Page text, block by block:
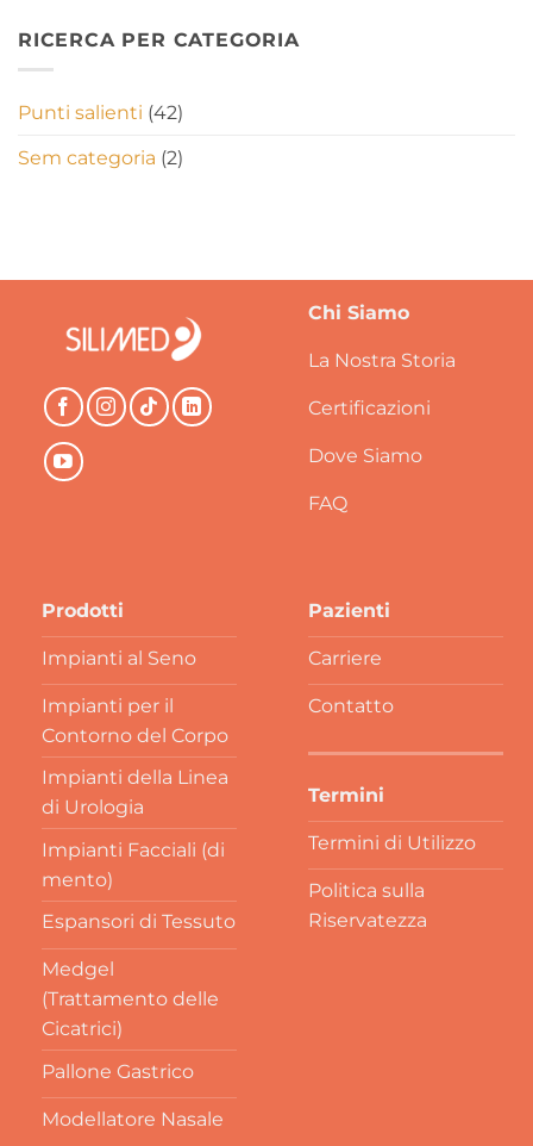
RICERCA PER CATEGORIA
Punti salienti (42)
Sem categoria (2)
Chi Siamo
La Nostra Storia
Certificazioni
Dove Siamo
FAQ
Prodotti
Impianti al Seno
Impianti per il
Contorno del Corpo
Impianti della Linea
di Urologia
Impianti Facciali (di
mento)
Espansori di Tessuto
Medgel
(Trattamento delle
Cicatrici)
Pallone Gastrico
Modellatore Nasale
Pazienti
Carriere
Contatto
Termini
Termini di Utilizzo
Politica sulla
Riservatezza